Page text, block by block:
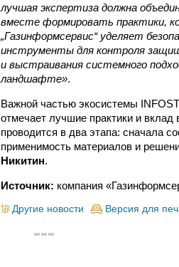
лучшая экспертиза должна
вместе формировать практики,
„Газинформсервис“ уделяет
инструменты для контроля
и выстраивания системного
ландшафте».
Важной частью экосистемы
отмечает лучшие практики и
проводится в два этапа: сначала
применимость материалов и
Никитин.
Источник: компания
Другие новости Версия для